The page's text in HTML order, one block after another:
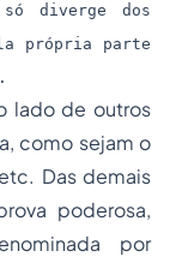
diverge dos
própria parte
lado de outros
como sejam o
Das demais
poderosa,
por